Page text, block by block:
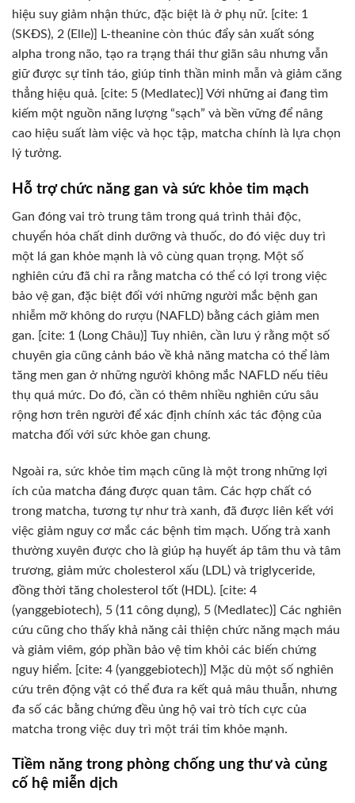
hiệu suy giảm nhận thức, đặc biệt là ở phụ nữ. [cite: 1
(SKĐS), 2 (Elle)] L-theanine còn thúc đẩy sản xuất sóng
alpha trong não, tạo ra trạng thái thư giãn sâu nhưng vẫn
giữ được sự tỉnh táo, giúp tinh thần minh mẫn và giảm căng
thẳng hiệu quả. [cite: 5 (Medlatec)] Với những ai đang tìm
kiếm một nguồn năng lượng “sạch” và bền vững để nâng
cao hiệu suất làm việc và học tập, matcha chính là lựa chọn
lý tưởng.
Hỗ trợ chức năng gan và sức khỏe tim mạch
Gan đóng vai trò trung tâm trong quá trình thải độc,
chuyển hóa chất dinh dưỡng và thuốc, do đó việc duy trì
một lá gan khỏe mạnh là vô cùng quan trọng. Một số
nghiên cứu đã chỉ ra rằng matcha có thể có lợi trong việc
bảo vệ gan, đặc biệt đối với những người mắc bệnh gan
nhiễm mỡ không do rượu (NAFLD) bằng cách giảm men
gan. [cite: 1 (Long Châu)] Tuy nhiên, cần lưu ý rằng một số
chuyên gia cũng cảnh báo về khả năng matcha có thể làm
tăng men gan ở những người không mắc NAFLD nếu tiêu
thụ quá mức. Do đó, cần có thêm nhiều nghiên cứu sâu
rộng hơn trên người để xác định chính xác tác động của
matcha đối với sức khỏe gan chung.
Ngoài ra, sức khỏe tim mạch cũng là một trong những lợi
ích của matcha đáng được quan tâm. Các hợp chất có
trong matcha, tương tự như trà xanh, đã được liên kết với
việc giảm nguy cơ mắc các bệnh tim mạch. Uống trà xanh
thường xuyên được cho là giúp hạ huyết áp tâm thu và tâm
trương, giảm mức cholesterol xấu (LDL) và triglyceride,
đồng thời tăng cholesterol tốt (HDL). [cite: 4
(yanggebiotech), 5 (11 công dụng), 5 (Medlatec)] Các nghiên
cứu cũng cho thấy khả năng cải thiện chức năng mạch máu
và giảm viêm, góp phần bảo vệ tim khỏi các biến chứng
nguy hiểm. [cite: 4 (yanggebiotech)] Mặc dù một số nghiên
cứu trên động vật có thể đưa ra kết quả mâu thuẫn, nhưng
đa số các bằng chứng đều ủng hộ vai trò tích cực của
matcha trong việc duy trì một trái tim khỏe mạnh.
Tiềm năng trong phòng chống ung thư và củng
cố hệ miễn dịch